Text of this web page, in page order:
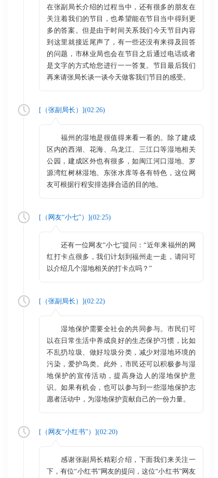
在张副局长介绍的过程当中，还有很多的朋友在
关注着我们的节目，也希望能在节目当中得到更
多的答案。但是由于时间关系我们今天节目内容
到这里就接近尾声了，有一些还没有来得及回答
的问题，市林业局也会在节目之后通过电话或者
是文字的方式给您进行一一答复。节目最后我们
再来请张局长谈一谈今天做客我们节目的感受。
[（张副局长 ）](02:26)
福州的湿地是很值得来看一看的。除了建成
区内的西湖、花海、乌龙江、三江口等湿地相关
公园，建成区外也有很多，如闽江河口湿地、罗
源湾红树林湿地、东张水库等各有特色，这位网
友可根据行程安排选择合适的目的地。
[（ 网友“小七”）](02:25)
还有一位网友“小七”提问：“近年来福州的网
红打卡点很多，我们计划到福州走一走，请问可
以介绍几个湿地相关的打卡点吗？”
[（张副局长 ）](02:22)
湿地保护需要全社会的共同参与。市民们可
以在日常生活中养成良好的生态保护习惯，比如
不乱扔垃圾、做好垃圾分类，减少对湿地环境的
污染，爱护鸟类。此外，市民还可以积极参与湿
地保护的宣传活动，提高身边人的湿地保护意
识。如果有机会，也可以参与到一些湿地保护志
愿者活动中，为湿地保护贡献自己的一份力量。
[（ 网友“小红书”）](02:20)
感谢张副局长精彩介绍，下面我们来关注一
下，有位“小红书”网友的提问，这位“小红书”网友